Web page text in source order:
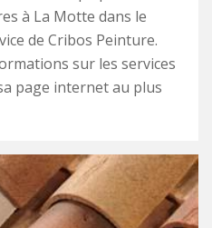
à La Motte dans le
de Cribos Peinture.
sur les services
page internet au plus